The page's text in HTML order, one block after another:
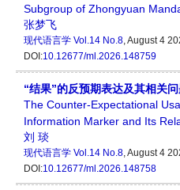
Subgroup of Zhongyuan
张梦飞
现代语言学 Vol.14 No.8, August 4
DOI:10.12677/ml.2026.148759
“结果”的反预期表达及其相关
The Counter-Expectational
Information Marker and Its
刘 琰
现代语言学 Vol.14 No.8, August 4
DOI:10.12677/ml.2026.148758